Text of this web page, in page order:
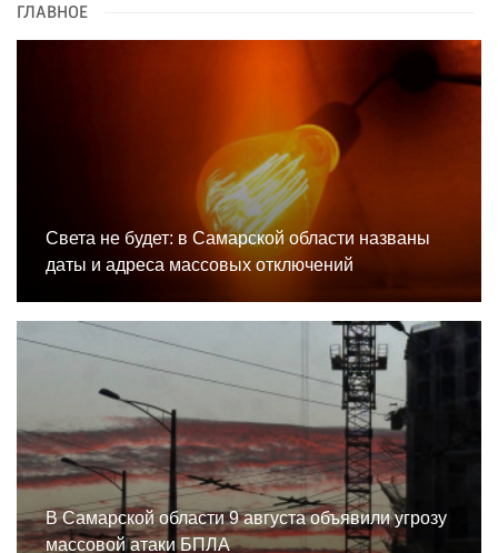
ГЛАВНОЕ
Света не будет: в Самарской области названы
даты и адреса массовых отключений
В Самарской области 9 августа объявили угрозу
массовой атаки БПЛА